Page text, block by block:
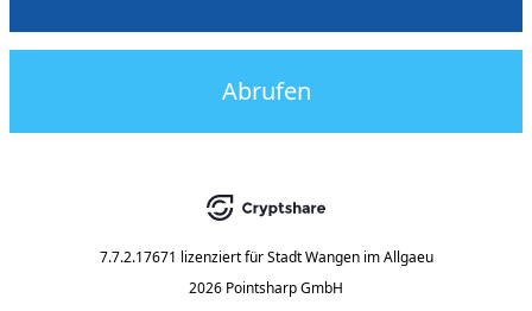
Abrufen
7.7.2.17671 lizenziert für Stadt Wangen im Allgaeu
2026 Pointsharp GmbH